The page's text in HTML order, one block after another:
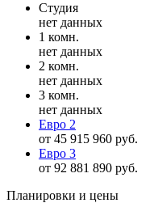
Студия
нет данных
1 комн.
нет данных
2 комн.
нет данных
3 комн.
нет данных
Евро 2
от 45 915 960 руб.
Евро 3
от 92 881 890 руб.
Планировки и цены